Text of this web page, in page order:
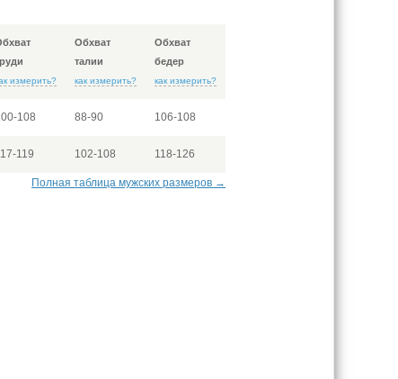
измерить?
Обхват
талии
как измерить?
Обхват
бедер
как измерить?
108 88-90 106-108
119 102-108 118-126
Полная таблица мужских размеров →